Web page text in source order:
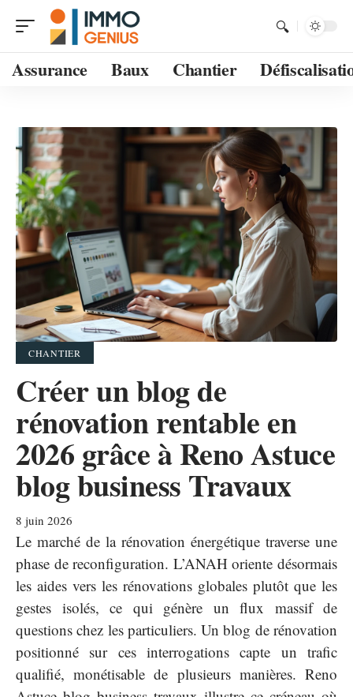
Assurance Baux Chantier
CHANTIER
Créer un blog de
rénovation rentable en
2026 grâce à Reno Astuce
blog business Travaux
8 juin 2026
Le marché de la rénovation énergétique traverse une
phase de reconfiguration. L’ANAH oriente désormais
les aides vers les rénovations globales plutôt que les
gestes isolés, ce qui génère un flux massif de
questions chez les particuliers. Un blog de rénovation
positionné sur ces interrogations capte un trafic
qualifié, monétisable de plusieurs manières. Reno